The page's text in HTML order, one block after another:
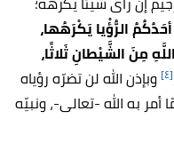
الرُّؤْيا يَكْرَهُها،
مِنَ الشَّيْطانِ ثَلاثًا،
[٤]
وبإذن الله لن تضرّه رؤياه
به الله -تعالى-، ونبيّه